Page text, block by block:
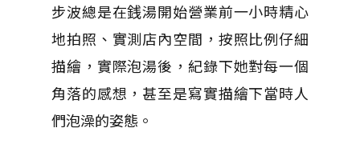
步波總是在銭湯開始營業前一小時精心
地拍照、實測店內空間，按照比例仔細
描繪，實際泡湯後，紀錄下她對每一個
角落的感想，甚至是寫實描繪下當時人
們泡澡的姿態。